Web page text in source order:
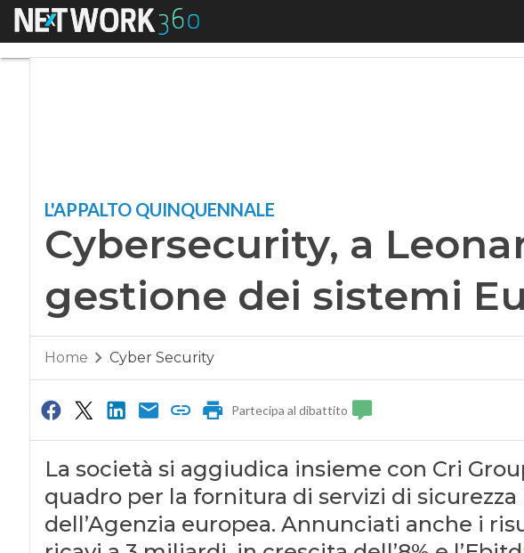
Menu
L'APPALTO QUINQUENNALE
Cybersecurity, a
gestione dei sistemi
Home Cyber Security
Partecipa al dibattito
La società si aggiudica insieme con Cri
quadro per la fornitura di servizi di
dell’Agenzia europea. Annunciati anche i